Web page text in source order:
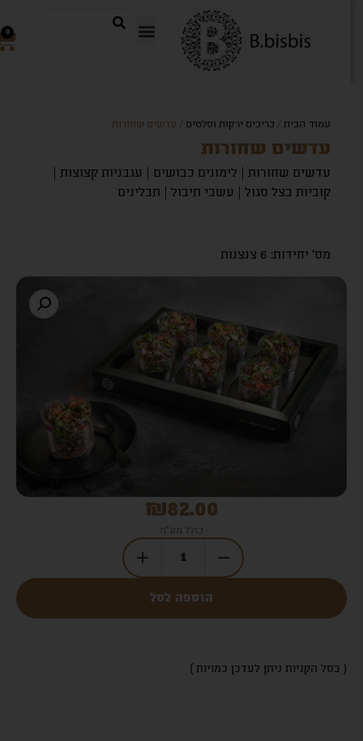
עמוד הבית/כריכים ירקות וסלטים/ עדשים שחורות
עדשים שחורות
עדשים שחורות | לימונים כבושים | עגבניות קצוצות |
קוביות בצל סגול | עשבי תיבול | תבלינים
מס' יחידות: 6 צנצנות
₪82.00
כולל מע"מ
הוספה לסל
( בסל הקניות ניתן לעדכן כמויות )